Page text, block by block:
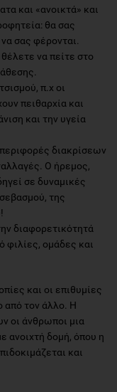
και «ανοικτά» και
θα σας
σας φέρονται.
να πείτε στο
π.χ οι
πειθαρχία και
και την υγεία
διακρίσεων
Ο ήρεμος,
σε δυναμικές
της
διαφορετικότητά
φιλίες, ομάδες και
και οι επιθυμίες
από τον άλλο. Η
οι άνθρωποι μια
ανοιχτή δομή, όπου η
και